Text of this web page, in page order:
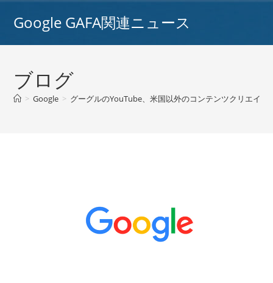
Google GAFA関連ニュース
ブログ
> Google > グーグルのYouTube、米国以外のコンテンツクリエイ